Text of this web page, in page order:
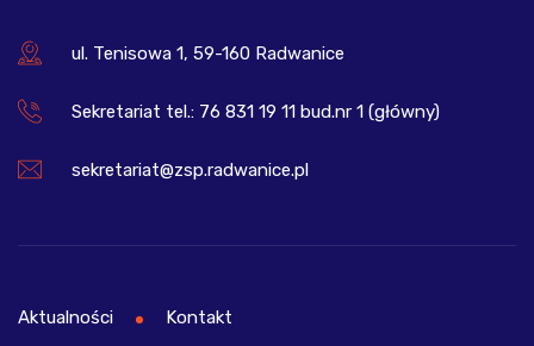
ul. Tenisowa 1, 59-160 Radwanice
Sekretariat tel.: 76 831 19 11 bud.nr 1 (główny)
sekretariat@zsp.radwanice.pl
Aktualności Kontakt